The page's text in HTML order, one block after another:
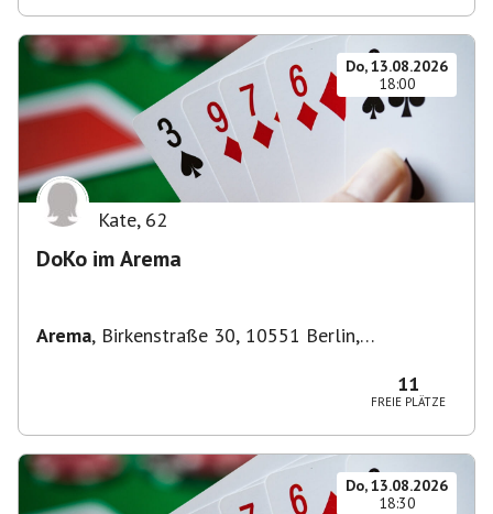
Do, 13.08.2026
18:00
Kate, 62
DoKo im Arema
Arema, Birkenstraße 30, 10551 Berlin,
11
FREIE PLÄTZE
Do, 13.08.2026
18:30